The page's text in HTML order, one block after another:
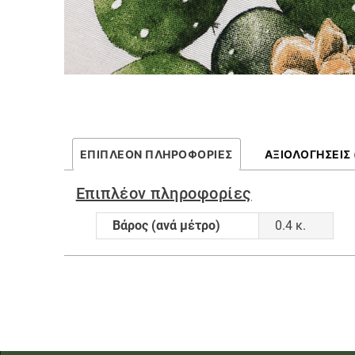
ΕΠΙΠΛΈΟΝ ΠΛΗΡΟΦΟΡΊΕΣ ΑΞΙΟΛΟΓΉΣΕΙΣ
Επιπλέον πληροφορίες
Βάρος (ανά μέτρο) 0.4 κ.